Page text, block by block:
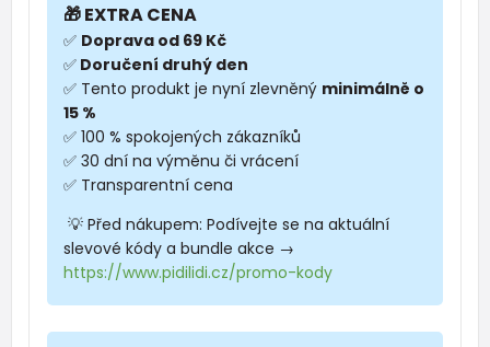
🎁 EXTRA CENA
✅ Doprava od 69 Kč
✅ Doručení druhý den
✅ Tento produkt je nyní zlevněný minimálně o
15 %
✅ 100 % spokojených zákazníků
✅ 30 dní na výměnu či vrácení
✅ Transparentní cena
💡 Před nákupem: Podívejte se na aktuální
slevové kódy a bundle akce →
https://www.pidilidi.cz/promo-kody